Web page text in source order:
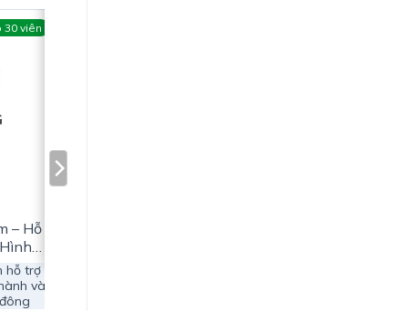
30 viên
– Hỗ
Cục
hỗ trợ
và